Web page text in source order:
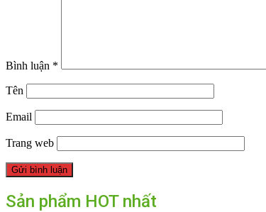
Bình luận *
Tên
Email
Trang web
Sản phẩm HOT nhất